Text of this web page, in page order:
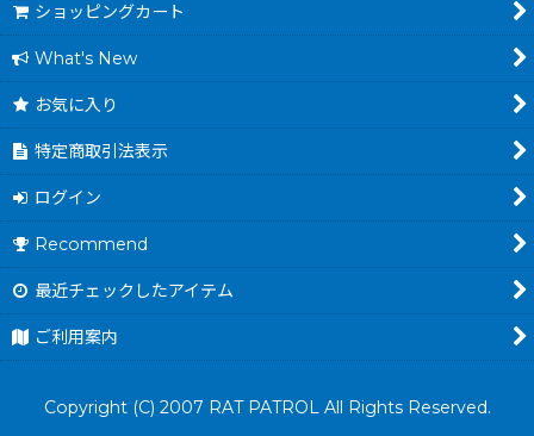
ショッピングカート
What's New
お気に入り
特定商取引法表示
ログイン
Recommend
最近チェックしたアイテム
ご利用案内
Copyright (C) 2007 RAT PATROL All Rights Reserved.